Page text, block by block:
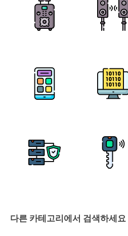
다른 카테고리에서 검색하세요